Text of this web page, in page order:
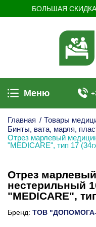
БОЛЬШАЯ
Меню
Главная / Товары
Бинты, вата, марля,
Отрез марлевый
"MEDICARE", тип 17
Отрез
нестерильный
"MEDICARE",
Бренд: ТОВ "ДОПОМОГА-